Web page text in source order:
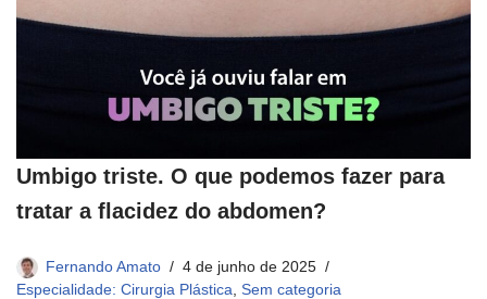
Umbigo triste. O que podemos fazer para
tratar a flacidez do abdomen?​
Fernando Amato
4 de junho de 2025
Especialidade: Cirurgia Plástica Sem categoria